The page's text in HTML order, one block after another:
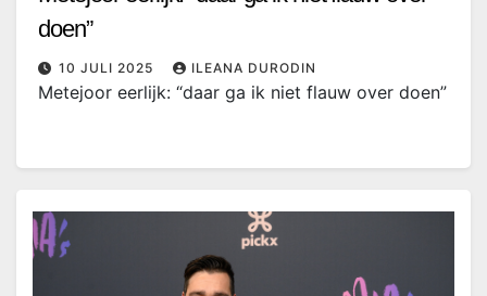
doen”
10 JULI 2025 ILEANA DURODIN
Metejoor eerlijk: “daar ga ik niet flauw over doen”